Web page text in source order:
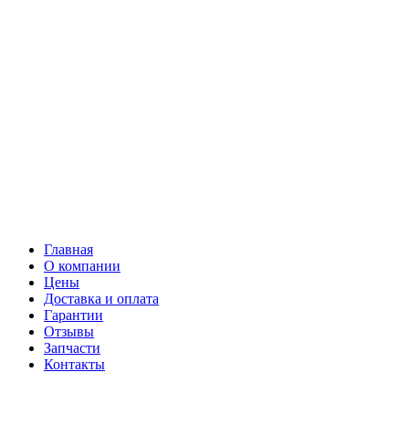
Главная
О компании
Цены
Доставка и оплата
Гарантии
Отзывы
Запчасти
Контакты